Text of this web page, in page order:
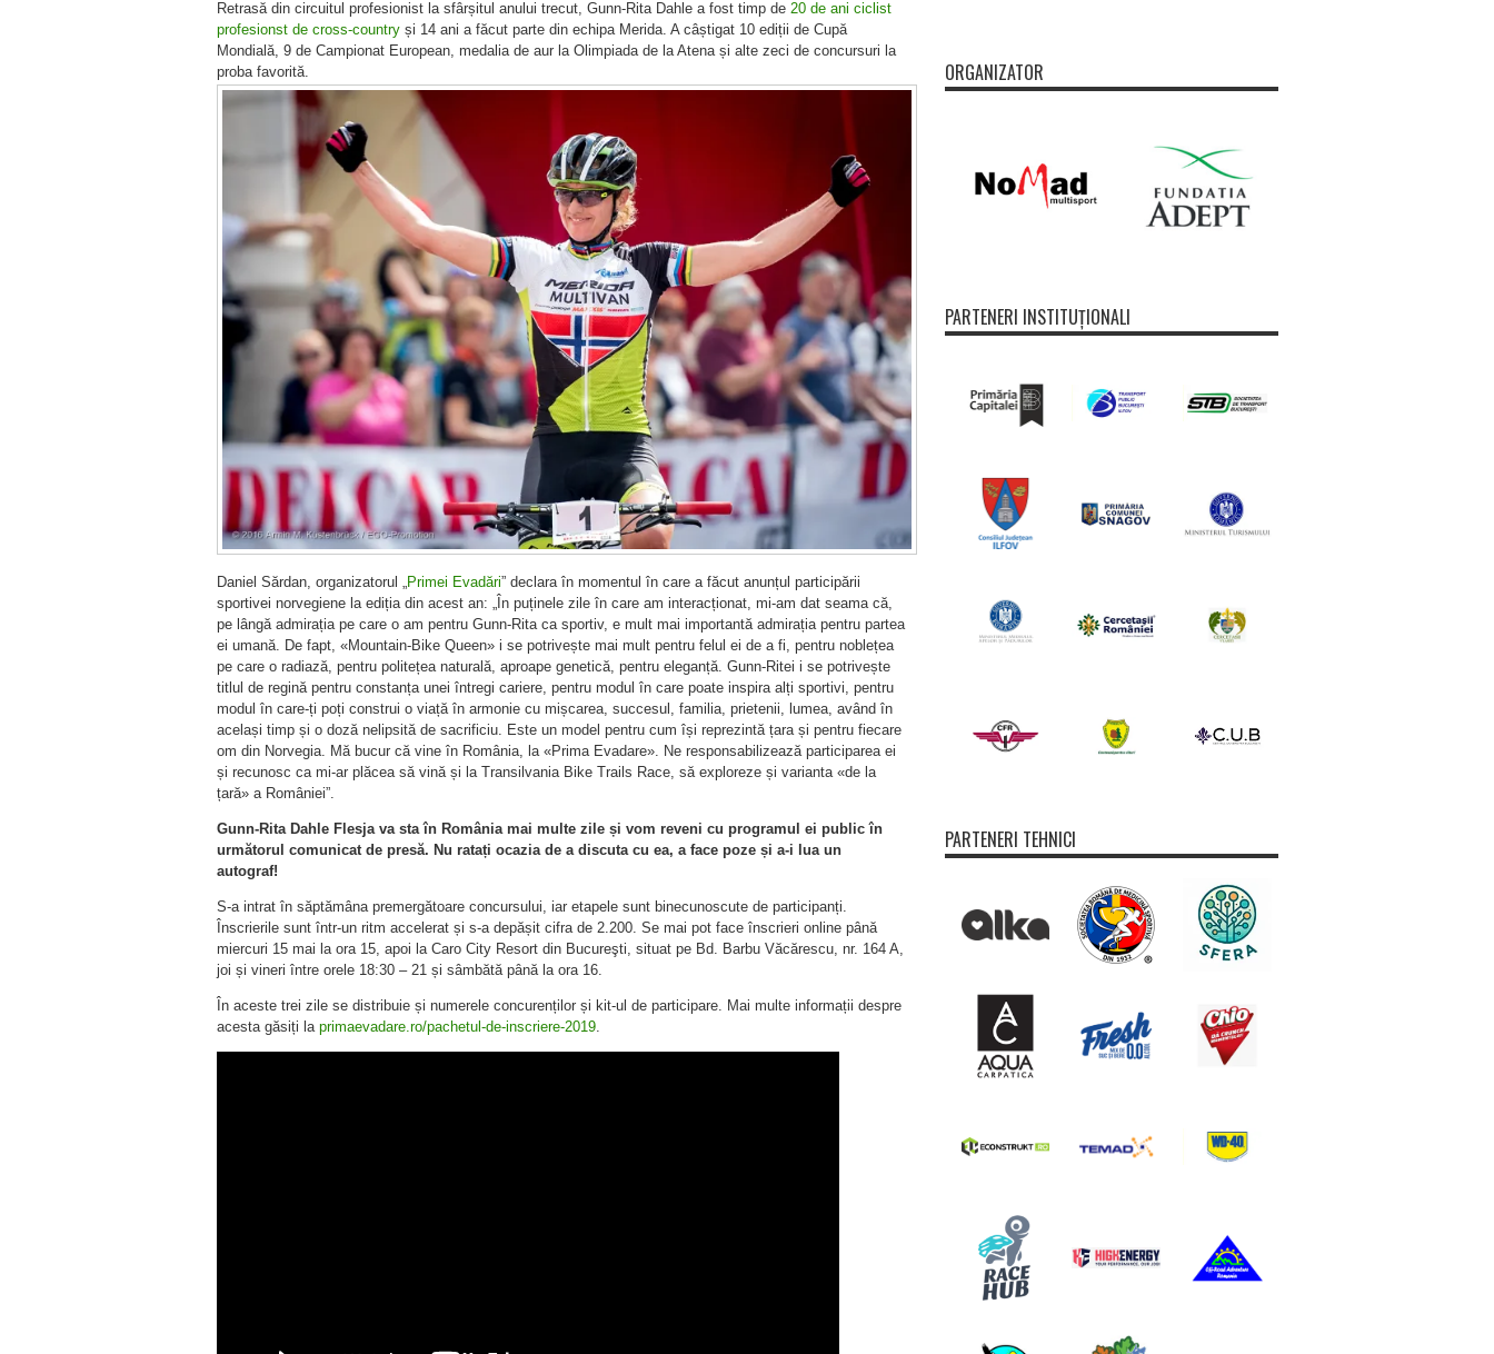
Retrasă din circuitul profesionist la sfârșitul anului trecut, Gunn-Rita Dahle a fost timp de 20 de ani ciclist
profesionst de cross-countryși 14 ani a făcut parte din echipa Merida. A câștigat 10 ediții de Cupă
Mondială, 9 de Campionat European, medalia de aur la Olimpiada de la Atena și alte zeci de concursuri la
proba favorită.
Daniel Sărdan, organizatorul „Primei Evadări” declara în momentul în care a făcut anunțul participării
sportivei norvegiene la ediția din acest an: „În puținele zile în care am interacționat, mi-am dat seama că,
pe lângă admirația pe care o am pentru Gunn-Rita ca sportiv, e mult mai importantă admirația pentru partea
ei umană. De fapt, «Mountain-Bike Queen» i se potrivește mai mult pentru felul ei de a fi, pentru noblețea
pe care o radiază, pentru politețea naturală, aproape genetică, pentru eleganță. Gunn-Ritei i se potrivește
titlul de regină pentru constanța unei întregi cariere, pentru modul în care poate inspira alți sportivi, pentru
modul în care-ți poți construi o viață în armonie cu mișcarea, succesul, familia, prietenii, lumea, având în
același timp și o doză nelipsită de sacrificiu. Este un model pentru cum își reprezintă țara și pentru fiecare
om din Norvegia. Mă bucur că vine în România, la «Prima Evadare». Ne responsabilizează participarea ei
și recunosc ca mi-ar plăcea să vină și la Transilvania Bike Trails Race, să exploreze și varianta «de la
țară» a României”.
Gunn-Rita Dahle Flesja va sta în România mai multe zile și vom reveni cu programul ei public în
următorul comunicat de presă. Nu ratați ocazia de a discuta cu ea, a face poze și a-i lua un
autograf!
S-a intrat în săptămâna premergătoare concursului, iar etapele sunt binecunoscute de participanți.
Înscrierile sunt într-un ritm accelerat și s-a depășit cifra de 2.200. Se mai pot face înscrieri online până
miercuri 15 mai la ora 15, apoi la Caro City Resort din Bucureşti, situat pe Bd. Barbu Văcărescu, nr. 164 A,
joi și vineri între orele 18:30 – 21 și sâmbătă până la ora 16.
În aceste trei zile se distribuie și numerele concurenților și kit-ul de participare. Mai multe informații despre
acesta găsiți la primaevadare.ro/pachetul-de-inscriere-2019.
ORGANIZATOR
PARTENERI INSTITUȚIONALI
PARTENERI TEHNICI